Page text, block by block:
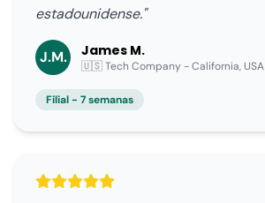
estadounidense."
J.M. James M.
🇺🇸 Tech Company - California, USA
Filial - 7 semanas